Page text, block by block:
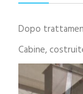
Dopo
Cabine,